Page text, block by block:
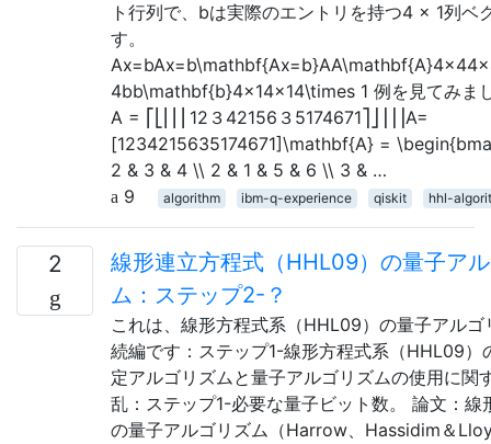
ト行列で、bは実際のエントリを持つ4 × 1列ベ
す。
4bb\mathbf{b}4×14×14\times 1 例を見てみま
A = ⎡⎣⎢⎢⎢12３42156３5174671⎤⎦⎥⎥⎥A=
[1234215635174671]\mathbf{A} =
2 & 3 & 4 \\ 2 & 1 & 5 & 6 \\ 3 & …
9
algorithm ibm-q-experience qiskit hhl-
2
線形連立方程式（HHL09）の量子ア
ム：ステップ2-？
これは、線形方程式系（HHL09）の量子アルゴ
続編です：ステップ1-線形方程式系（HHL09）
定アルゴリズムと量子アルゴリズムの使用に関
乱：ステップ1-必要な量子ビット数。 論文：線
の量子アルゴリズム（Harrow、Hassidim＆